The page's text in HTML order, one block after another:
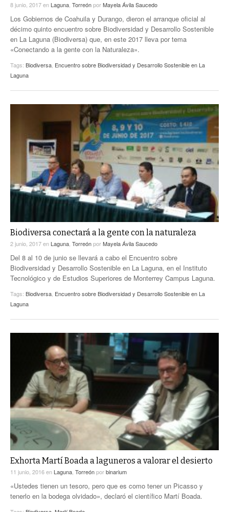
8 junio, 2017en Laguna TorreónporMayela Ávila Saucedo
Los Gobiernos de Coahuila y Durango, dieron el arranque oficial al
décimo quinto encuentro sobre Biodiversidad y Desarrollo Sostenible
en La Laguna (Biodiversa) que, en este 2017 lleva por tema
«Conectando a la gente con la Naturaleza».
Tags: Biodiversa Encuentro sobre Biodiversidad y Desarrollo Sostenible en La
Laguna
Biodiversa conectará a la gente con la naturaleza
2 junio, 2017en Laguna TorreónporMayela Ávila Saucedo
Del 8 al 10 de junio se llevará a cabo el Encuentro sobre
Biodiversidad y Desarrollo Sostenible en La Laguna, en el Instituto
Tecnológico y de Estudios Superiores de Monterrey Campus Laguna.
Tags: Biodiversa Encuentro sobre Biodiversidad y Desarrollo Sostenible en La
Laguna
Exhorta Martí Boada a laguneros a valorar el desierto
11 junio, 2016en Laguna, Torreónporbinarium
«Ustedes tienen un tesoro, pero que es como tener un Picasso y
tenerlo en la bodega olvidado», declaró el científico Martí Boada.